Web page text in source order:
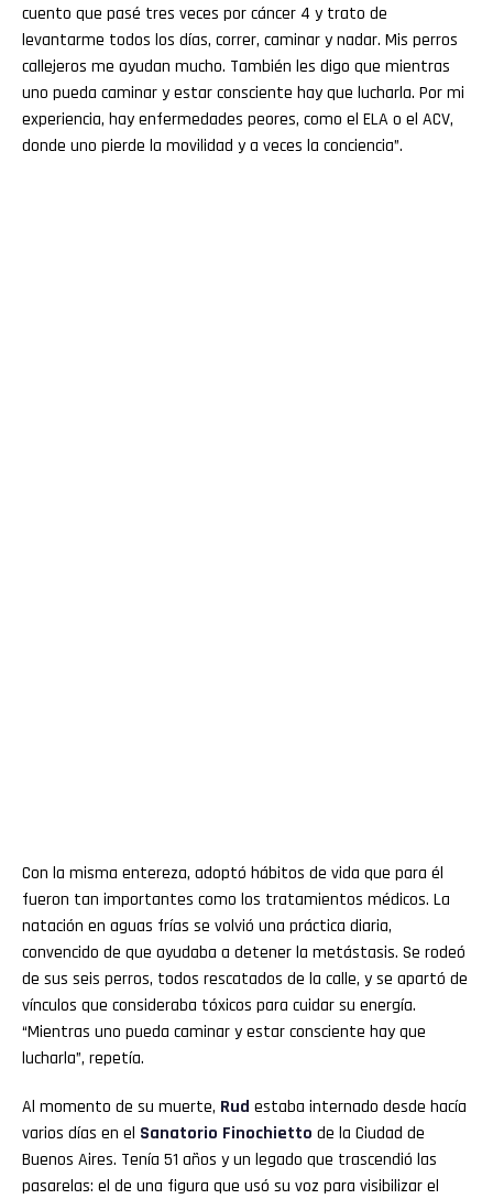
cuento que pasé tres veces por cáncer 4 y trato de
levantarme todos los días, correr, caminar y nadar. Mis perros
callejeros me ayudan mucho. También les digo que mientras
uno pueda caminar y estar consciente hay que lucharla. Por mi
experiencia, hay enfermedades peores, como el ELA o el ACV,
donde uno pierde la movilidad y a veces la conciencia”.
Con la misma entereza, adoptó hábitos de vida que para él
fueron tan importantes como los tratamientos médicos. La
natación en aguas frías se volvió una práctica diaria,
convencido de que ayudaba a detener la metástasis. Se rodeó
de sus seis perros, todos rescatados de la calle, y se apartó de
vínculos que consideraba tóxicos para cuidar su energía.
“Mientras uno pueda caminar y estar consciente hay que
lucharla”, repetía.
Al momento de su muerte, Rud estaba internado desde hacía
varios días en el Sanatorio Finochietto de la Ciudad de
Buenos Aires. Tenía 51 años y un legado que trascendió las
pasarelas: el de una figura que usó su voz para visibilizar el